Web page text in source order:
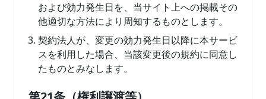
および効力発生日を、当サイト上への掲載その
他適切な方法により周知するものとします。
契約法人が、変更の効力発生日以降に本サービ
スを利用した場合、当該変更後の規約に同意し
たものとみなします。